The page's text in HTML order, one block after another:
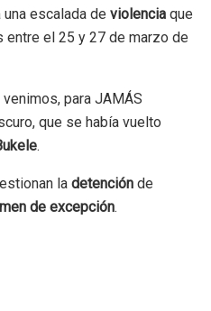
escalada de violencia que
el 25 y 27 de marzo de
para JAMÁS
que se había vuelto
.
la detención de
de excepción.